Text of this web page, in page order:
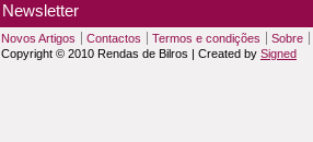
Newsletter
Novos Artigos Contactos Termos e condições Sobre
Copyright © 2010 Rendas de Bilros | Created by Signed